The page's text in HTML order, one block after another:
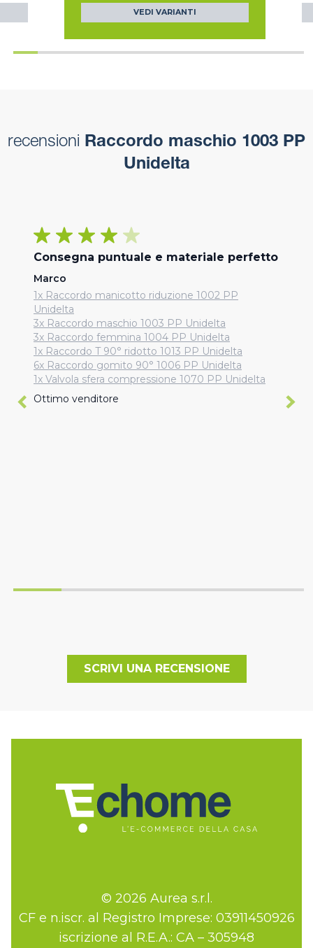
VEDI VARIANTI
recensioni Raccordo maschio 1003 PP
Unidelta
Consegna puntuale e materiale perfetto
Marco
1x Raccordo manicotto riduzione 1002 PP
Unidelta
3x Raccordo maschio 1003 PP Unidelta
3x Raccordo femmina 1004 PP Unidelta
1x Raccordo T 90° ridotto 1013 PP Unidelta
6x Raccordo gomito 90° 1006 PP Unidelta
1x Valvola sfera compressione 1070 PP Unidelta
Ottimo venditore
SCRIVI UNA RECENSIONE
© 2026 Aurea s.r.l.
CF e n.iscr. al Registro Imprese: 03911450926
iscrizione al R.E.A.: CA – 305948